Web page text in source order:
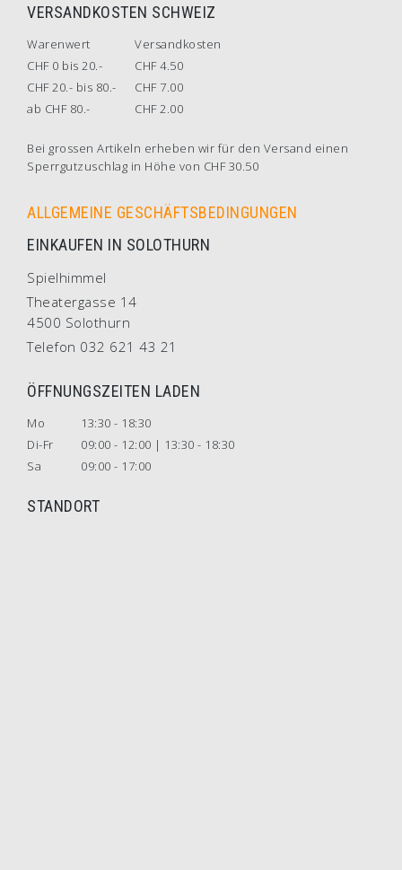
VERSANDKOSTEN SCHWEIZ
Warenwert
Versandkosten
CHF 0 bis 20.-
CHF 4.50
CHF 20.- bis 80.-
CHF 7.00
ab CHF 80.-
CHF 2.00
Bei grossen Artikeln erheben wir für den Versand einen
Sperrgutzuschlag in Höhe von CHF 30.50
ALLGEMEINE GESCHÄFTSBEDINGUNGEN
EINKAUFEN IN SOLOTHURN
Spielhimmel
Theatergasse 14
4500 Solothurn
Telefon 032 621 43 21
ÖFFNUNGSZEITEN LADEN
Mo
13:30 - 18:30
Di-Fr
09:00 - 12:00 | 13:30 - 18:30
Sa
09:00 - 17:00
STANDORT